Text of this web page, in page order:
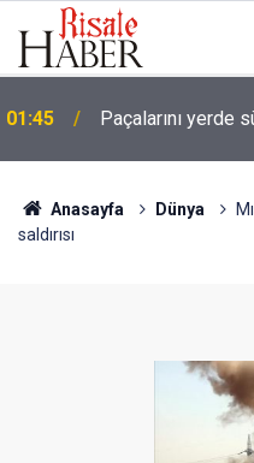
01:45 Paçalarını yerde
Anasayfa Dünya
saldırısı